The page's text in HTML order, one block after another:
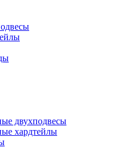
двухподвесы
хардтейлы